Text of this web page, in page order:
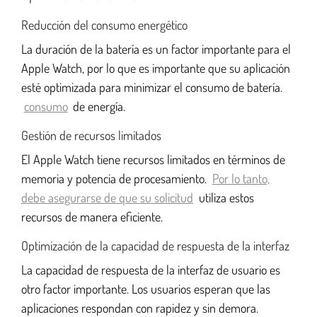
Reducción del consumo energético
La duración de la batería es un factor importante para el
Apple Watch, por lo que es importante que su aplicación
esté optimizada para minimizar el consumo de batería.
consumo de energía.
Gestión de recursos limitados
El Apple Watch tiene recursos limitados en términos de
memoria y potencia de procesamiento. Por lo tanto,
debe asegurarse de que su solicitud utiliza estos
recursos de manera eficiente.
Optimización de la capacidad de respuesta de la interfaz
La capacidad de respuesta de la interfaz de usuario es
otro factor importante. Los usuarios esperan que las
aplicaciones respondan con rapidez y sin demora.